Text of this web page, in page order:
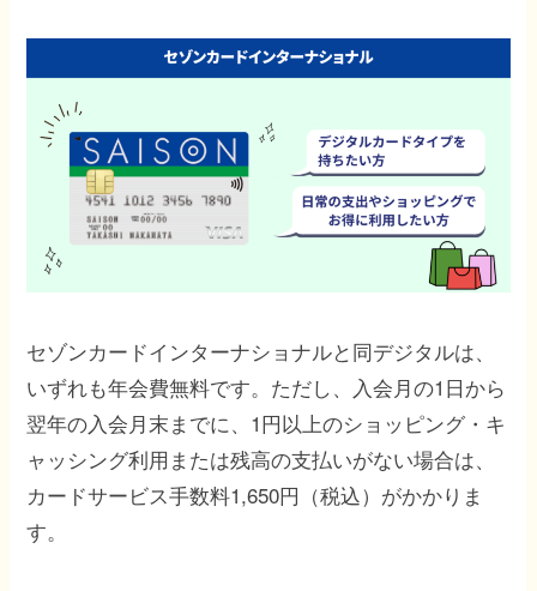
セゾンカードインターナショナルと同デジタルは、
いずれも年会費無料です。ただし、入会月の1日から
翌年の入会月末までに、1円以上のショッピング・キ
ャッシング利用または残高の支払いがない場合は、
カードサービス手数料1,650円（税込）がかかりま
す。